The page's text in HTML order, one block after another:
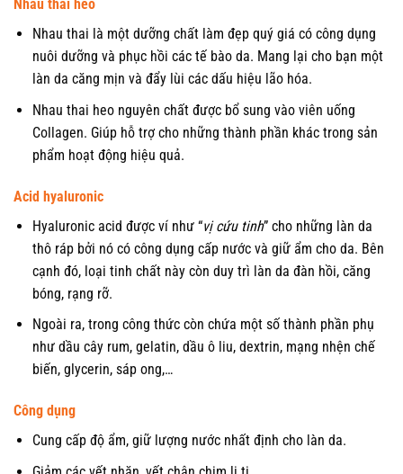
Nhau thai heo
Nhau thai là một dưỡng chất làm đẹp quý giá có công dụng
nuôi dưỡng và phục hồi các tế bào da. Mang lại cho bạn một
làn da căng mịn và đẩy lùi các dấu hiệu lão hóa.
Nhau thai heo nguyên chất được bổ sung vào viên uống
Collagen. Giúp hỗ trợ cho những thành phần khác trong sản
phẩm hoạt động hiệu quả.
Acid hyaluronic
Hyaluronic acid được ví như “vị cứu tinh” cho những làn da
thô ráp bởi nó có công dụng cấp nước và giữ ẩm cho da. Bên
cạnh đó, loại tinh chất này còn duy trì làn da đàn hồi, căng
bóng, rạng rỡ.
Ngoài ra, trong công thức còn chứa một số thành phần phụ
như dầu cây rum, gelatin, dầu ô liu, dextrin, mạng nhện chế
biến, glycerin, sáp ong,…
Công dụng
Cung cấp độ ẩm, giữ lượng nước nhất định cho làn da.